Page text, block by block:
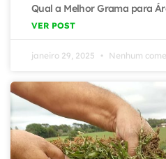
Qual a Melhor Grama para
VER POST
janeiro 29, 2025 Nenhum